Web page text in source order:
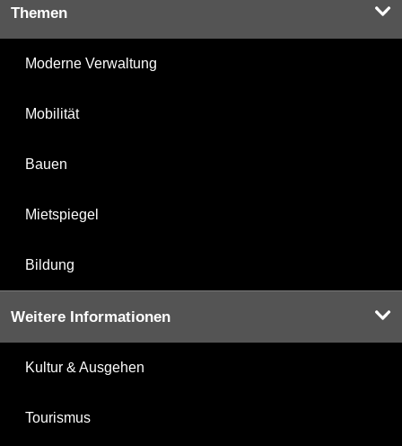
Themen
Moderne Verwaltung
Mobilität
Bauen
Mietspiegel
Bildung
Weitere Informationen
Kultur & Ausgehen
Tourismus